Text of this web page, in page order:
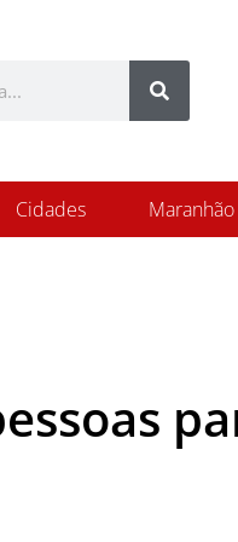
Search
Cidades Maranhão